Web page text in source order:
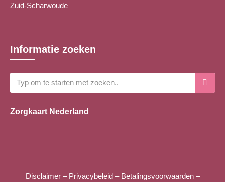
Zuid-Scharwoude
Informatie zoeken
Zorgkaart Nederland
Disclaimer– Privacybeleid– Betalingsvoorwaarden–